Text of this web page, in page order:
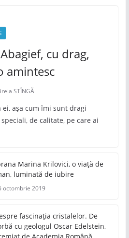
cu drag,
amintesc
STÎNGĂ
așa cum îmi sunt dragi
de calitate, pe care ai
Marina Krilovici, o viață de
luminată de iubire
octombrie 2019
fascinația cristalelor. De
cu geologul Oscar Edelstein,